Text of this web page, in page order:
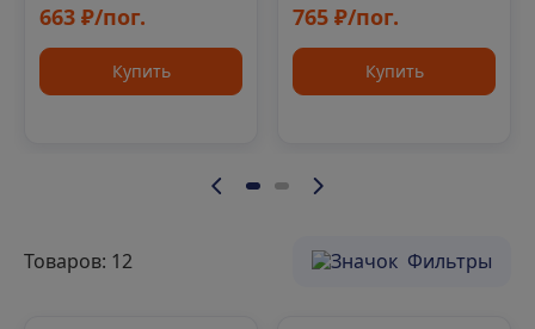
663 ₽/пог.
Купить
765 ₽/пог.
Купить
Товаров: 12 Фильтры